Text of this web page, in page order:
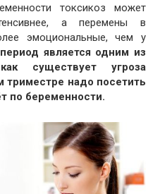
токсикоз может
а перемены в
эмоциональные, чем у
является одним из
существует угроза
надо посетить
по беременности.